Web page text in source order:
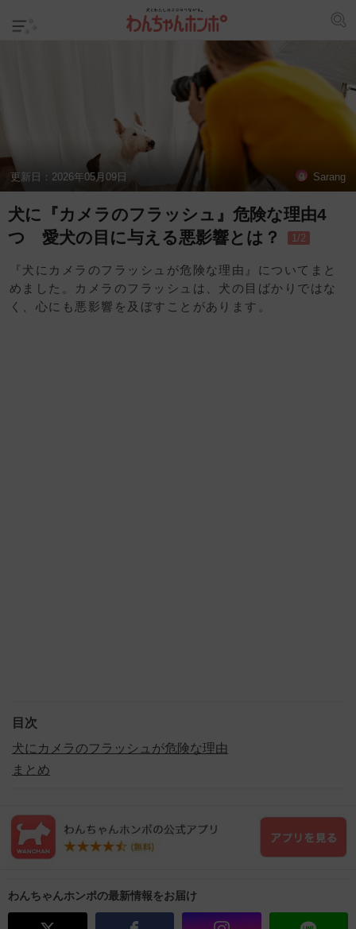
更新日： 2026年05月09日 Sarang
犬に『カメラのフラッシュ』危険な理由4
つ 愛犬の目に与える悪影響とは？
1/2
『犬にカメラのフラッシュが危険な理由』についてまと
めました。カメラのフラッシュは、犬の目ばかりではな
く、心にも悪影響を及ぼすことがあります。
目次
犬にカメラのフラッシュが危険な理由
まとめ
わんちゃんホンポの最新情報をお届け